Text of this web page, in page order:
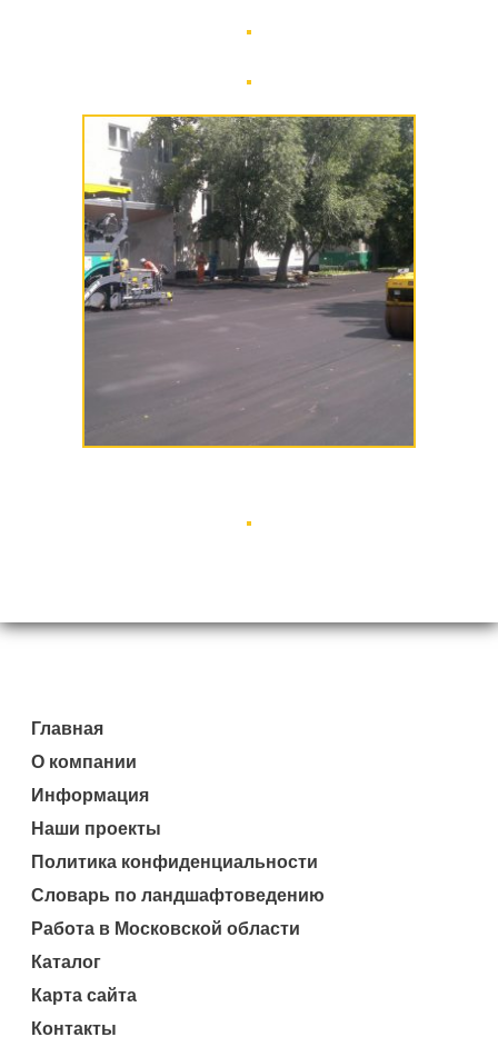
Главная
О компании
Информация
Наши проекты
Политика конфиденциальности
Словарь по ландшафтоведению
Работа в Московской области
Каталог
Карта сайта
Контакты